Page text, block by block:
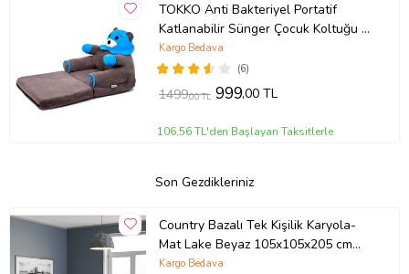
TOKKO Anti Bakteriyel Portatif
Katlanabilir Sünger Çocuk Koltuğu -
Panda, Ayıcık Koltuk - Elyaf Dolgulu
Çocuk Yatağı (Mavi)
(6)
Kargo Bedava
1499,00 TL 999,00 TL
106,56 TL'den Başlayan Taksitlerle
Son Gezdikleriniz
Country Bazalı Tek Kişilik Karyola-
Mat Lake Beyaz 105x105x205 cm
(GxYxD)
Kargo Bedava